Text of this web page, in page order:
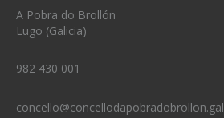
A Pobra do Brollón
Lugo (Galicia)
982 430 001
concello@concellodapobradobrollon.gal